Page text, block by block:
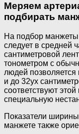
Меряем
подбирать
На подбор манжеты
следует в средней
сантиметровой
тонометром с
людей позволяется
и до 32ух
соответствуют
специальную
Показатели
манжете также